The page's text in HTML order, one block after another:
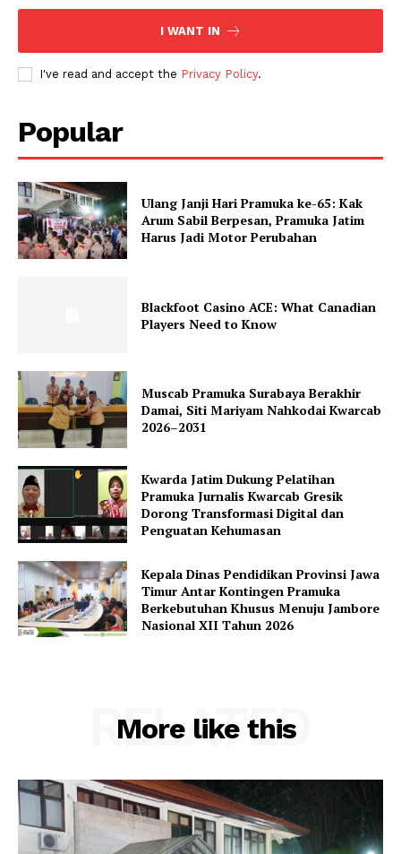
I WANT IN
I've read and accept the Privacy Policy.
Popular
Ulang Janji Hari Pramuka ke-65: Kak
Arum Sabil Berpesan, Pramuka Jatim
Harus Jadi Motor Perubahan
Blackfoot Casino ACE: What Canadian
Players Need to Know
Muscab Pramuka Surabaya Berakhir
Damai, Siti Mariyam Nahkodai Kwarcab
2026–2031
Kwarda Jatim Dukung Pelatihan
Pramuka Jurnalis Kwarcab Gresik
Dorong Transformasi Digital dan
Penguatan Kehumasan
Kepala Dinas Pendidikan Provinsi Jawa
Timur Antar Kontingen Pramuka
Berkebutuhan Khusus Menuju Jambore
Nasional XII Tahun 2026
More like this
RELATED